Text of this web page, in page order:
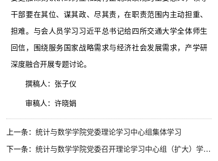
干部要在其位、谋其政、尽其责，在职责范围内主动担重、
担难。与会人员学习习近平总书记给四所交通大学全体师生
回信，围绕服务国家战略需求与经济社会发展需求，产学研
深度融合开展专题讨论。
撰稿人：张子仪
审稿人：许晓娟
上一条：统计与数学学院党委理论学习中心组集体学习
下一条：统计与数学学院党委召开理论学习中心组（扩大）学习会暨党支部书记例会